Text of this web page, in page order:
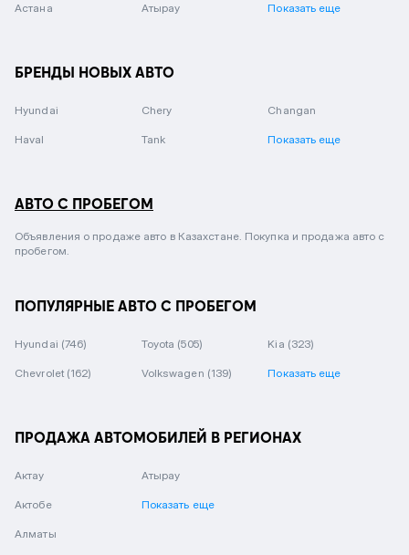
Астана Атырау Показать еще
БРЕНДЫ НОВЫХ АВТО
Hyundai Chery Changan
Haval Tank Показать еще
АВТО С ПРОБЕГОМ
Объявления о продаже авто в Казахстане. Покупка и продажа авто с
пробегом.
ПОПУЛЯРНЫЕ АВТО С ПРОБЕГОМ
Hyundai (746) Toyota (505) Kia (323)
Chevrolet (162) Volkswagen (139) Показать еще
ПРОДАЖА АВТОМОБИЛЕЙ В РЕГИОНАХ
Актау
Актобе
Алматы
Атырау
Показать еще